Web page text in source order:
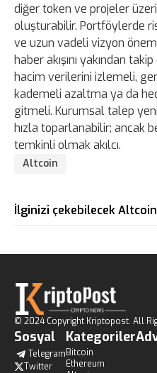
diğer token ve projeler
oluşturabilir. Portföylerde
ve uzun vadeli vizyon önem
haber akışını yakından
hacim verilerini izlemeli,
kademeli azaltma ya da
gitmeli. Kurumsal talep
hızla toparlanabilir; ancak
temkinli olmak akılcı.
Altcoin
İlginizi çekebilecek
© 2024 Copyright Kriptopost. All
Sosyal
Telegram
Twitter
Kategoriler
Bitcoin
Ethereum